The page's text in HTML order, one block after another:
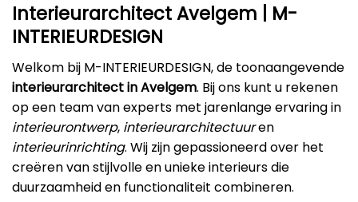
Interieurarchitect Avelgem | M-
INTERIEURDESIGN
Welkom bij M-INTERIEURDESIGN, de toonaangevende
interieurarchitect in Avelgem. Bij ons kunt u rekenen
op een team van experts met jarenlange ervaring in
interieurontwerp, interieurarchitectuuren
interieurinrichting. Wij zijn gepassioneerd over het
creëren van stijlvolle en unieke interieurs die
duurzaamheid en functionaliteit combineren.